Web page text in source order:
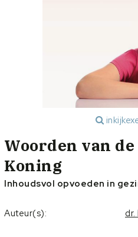
Woorden van de
Koning
Inhoudsvol opvoeden in
Auteur(s): dr.